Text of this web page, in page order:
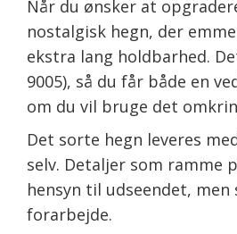
Når du ønsker at
nostalgisk hegn, der
ekstra lang holdbarhed.
9005), så du får både en
om du vil bruge det
Det sorte hegn leveres
selv. Detaljer som ramme
hensyn til udseendet,
forarbejde.